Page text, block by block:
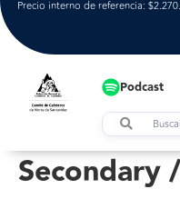
Precio interno de referencia:
Podcast
Secondary